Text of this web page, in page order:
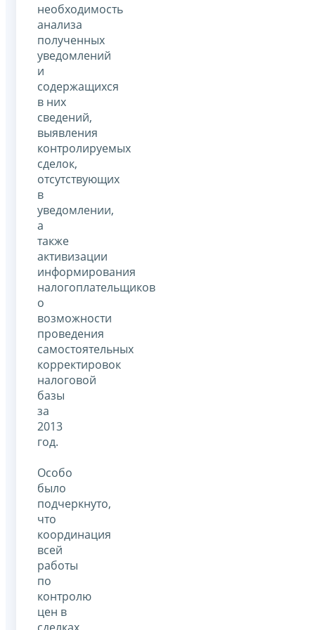
необходимость
анализа
полученных
уведомлений
и
содержащихся
в них
сведений,
выявления
контролируемых
сделок,
отсутствующих
в
уведомлении,
а
также
активизации
информирования
налогоплательщиков
о
возможности
проведения
самостоятельных
корректировок
налоговой
базы
за
2013
год.
Особо
было
подчеркнуто,
что
координация
всей
работы
по
контролю
цен в
сделках